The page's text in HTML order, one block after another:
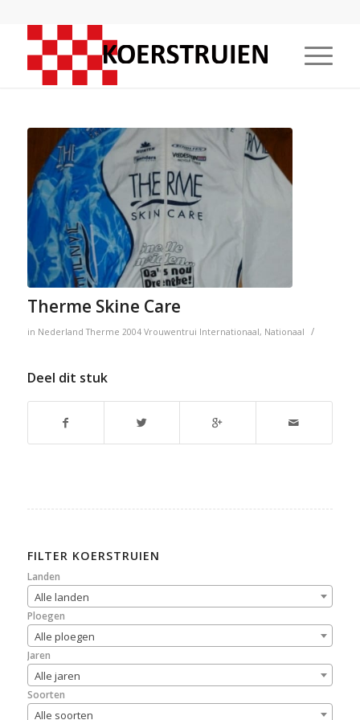
Therme Skine Care
in Nederland Therme 2004 Vrouwentrui Internationaal, Nationaal /
Deel dit stuk
FILTER KOERSTRUIEN
Landen
Alle landen
Ploegen
Alle ploegen
Jaren
Alle jaren
Soorten
Alle soorten